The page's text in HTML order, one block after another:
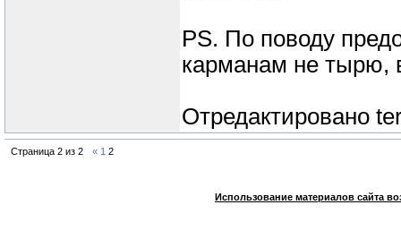
PS. По поводу
карманам не тырю,
Отредактировано
Страница 2 из 2 « 1 2
Использование материалов сайта